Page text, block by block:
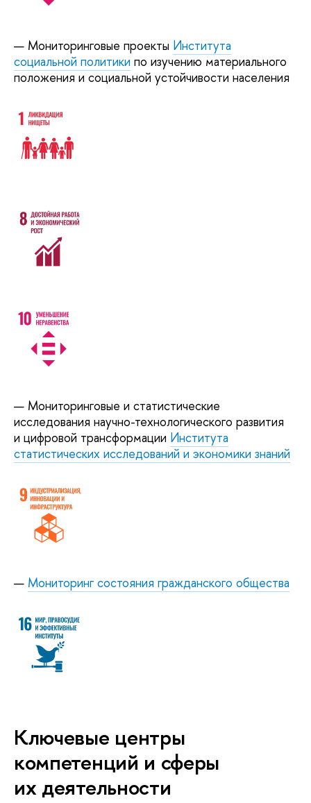
Мониторинговые проекты Института
социальной политики по изучению материального
положения и социальной устойчивости населения
Мониторинговые и статистические
исследования научно-технологического развития
и цифровой трансформации Института
статистических исследований и экономики знаний
Мониторинг состояния гражданского общества
Ключевые центры
компетенций и сферы
их деятельности